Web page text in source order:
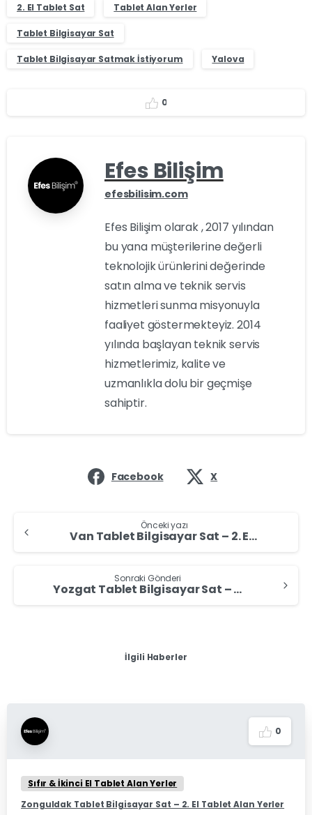
2. El Tablet Sat Tablet Alan Yerler
Tablet Bilgisayar Sat
Tablet Bilgisayar Satmak İstiyorum Yalova
0
Efes Bilişim
efesbilisim.com
Efes Bilişim olarak , 2017 yılından
bu yana müşterilerine değerli
teknolojik ürünlerini değerinde
satın alma ve teknik servis
hizmetleri sunma misyonuyla
faaliyet göstermekteyiz. 2014
yılında başlayan teknik servis
hizmetlerimiz, kalite ve
uzmanlıkla dolu bir geçmişe
sahiptir.
Facebook X
Önceki yazı
Van Tablet Bilgisayar Sat – 2. El Tablet Alan Yerler
Sonraki Gönderi
Yozgat Tablet Bilgisayar Sat – 2. El Tablet Alan Yerler
İlgili Haberler
0
Sıfır & İkinci El Tablet Alan Yerler
Zonguldak Tablet Bilgisayar Sat – 2. El Tablet Alan Yerler